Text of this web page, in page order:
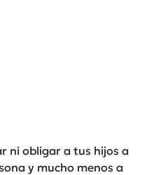
ni obligar a tus hijos a
y mucho menos a